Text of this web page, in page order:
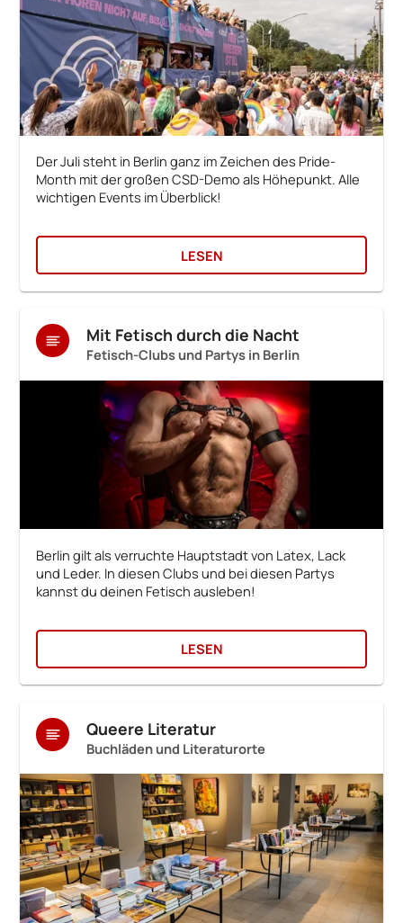
Der Juli steht in Berlin ganz im Zeichen des Pride-
Month mit der großen CSD-Demo als Höhepunkt. Alle
wichtigen Events im Überblick!
LESEN
Mit Fetisch durch die Nacht
Fetisch-Clubs und Partys in Berlin
Berlin gilt als verruchte Hauptstadt von Latex, Lack
und Leder. In diesen Clubs und bei diesen Partys
kannst du deinen Fetisch ausleben!
LESEN
Queere Literatur
Buchläden und Literaturorte